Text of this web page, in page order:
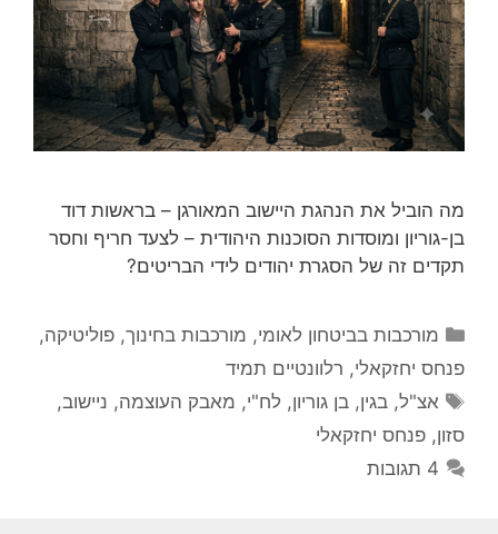
מה הוביל את הנהגת היישוב המאורגן – בראשות דוד
בן-גוריון ומוסדות הסוכנות היהודית – לצעד חריף וחסר
תקדים זה של הסגרת יהודים לידי הבריטים?
קטגוריות
מורכבות בביטחון לאומי, מורכבות בחינוך,פוליטיקה,
פנחס יחזקאלי, רלוונטיים תמיד
תגיות
אצ"ל,בגין,בן גוריון, לח"י, מאבק העוצמה, ניישוב,
סזון, פנחס יחזקאלי
4 תגובות